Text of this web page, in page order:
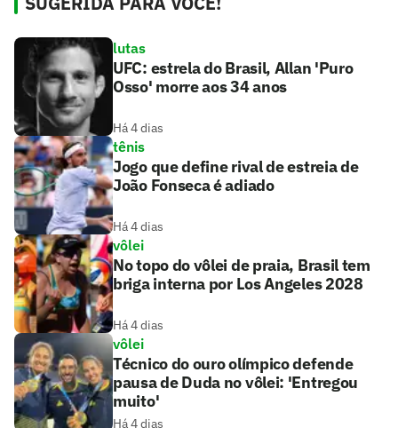
lutas
UFC: estrela do Brasil, Allan 'Puro
Osso' morre aos 34 anos
Há 4 dias
tênis
Jogo que define rival de estreia de
João Fonseca é adiado
Há 4 dias
vôlei
No topo do vôlei de praia, Brasil tem
briga interna por Los Angeles 2028
Há 4 dias
vôlei
Técnico do ouro olímpico defende
pausa de Duda no vôlei: 'Entregou
muito'
Há 4 dias